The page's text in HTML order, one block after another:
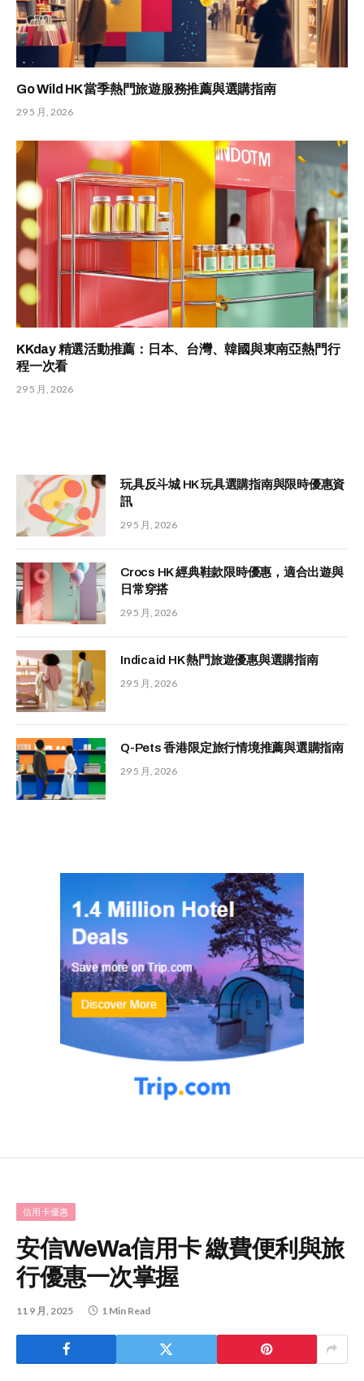
Go Wild HK 當季熱門旅遊服務推薦與選購指南
29 5 月, 2026
KKday 精選活動推薦：日本、台灣、韓國與東南亞熱門行
程一次看
29 5 月, 2026
玩具反斗城 HK 玩具選購指南與限時優惠資
訊
29 5 月, 2026
Crocs HK 經典鞋款限時優惠，適合出遊與
日常穿搭
29 5 月, 2026
Indicaid HK 熱門旅遊優惠與選購指南
29 5 月, 2026
Q-Pets 香港限定旅行情境推薦與選購指南
29 5 月, 2026
信用卡優惠
安信WeWa信用卡 繳費便利與旅
行優惠一次掌握
11 9 月, 2025 1 Min Read